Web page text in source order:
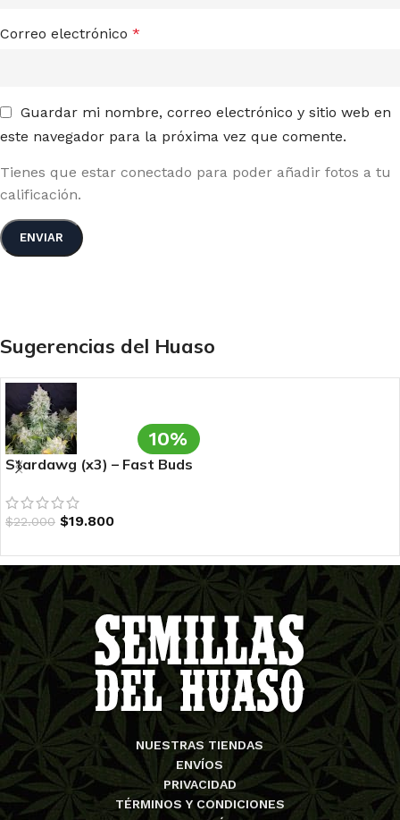
Correo electrónico *
Guardar mi nombre, correo electrónico y sitio web en
este navegador para la próxima vez que comente.
Tienes que estar conectado para poder añadir fotos a tu
calificación.
Sugerencias del Huaso
10%
Stardawg (x3) – Fast Buds
$22.000 $19.800
NUESTRAS TIENDAS
ENVÍOS
PRIVACIDAD
TÉRMINOS Y CONDICIONES